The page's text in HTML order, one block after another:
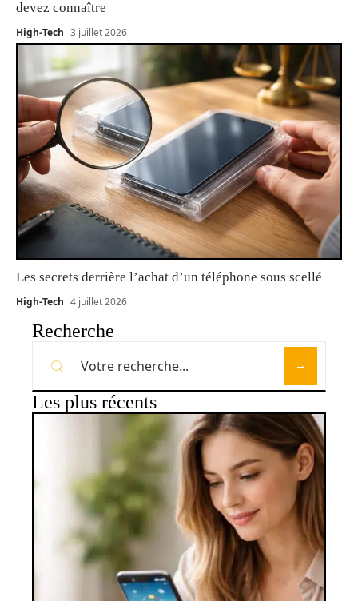
devez connaître
High-Tech 3 juillet 2026
Les secrets derrière l’achat d’un téléphone sous scellé
High-Tech 4 juillet 2026
Recherche
Les plus récents